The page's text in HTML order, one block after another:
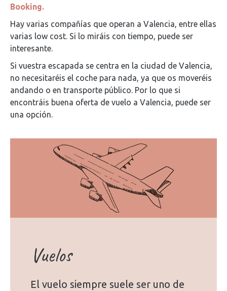
Booking.
Hay varias compañías que operan a Valencia, entre ellas
varias low cost. Si lo miráis con tiempo, puede ser
interesante.
Si vuestra escapada se centra en la ciudad de Valencia,
no necesitaréis el coche para nada, ya que os moveréis
andando o en transporte público. Por lo que si
encontráis buena oferta de vuelo a Valencia, puede ser
una opción.
Vuelos
El vuelo siempre suele ser uno de